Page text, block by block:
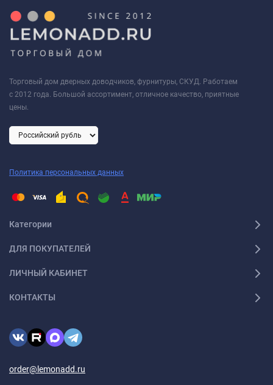
Торговый дом дверных доводчиков, фурнитуры, СКУД. Работаем
с 2012 года. Большой ассортимент, отличное качество, приятные
цены.
Политика персональных данных
Категории
ДЛЯ ПОКУПАТЕЛЕЙ
ЛИЧНЫЙ КАБИНЕТ
КОНТАКТЫ
order@lemonadd.ru